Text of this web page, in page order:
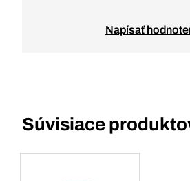
Napísať
Súvisiace